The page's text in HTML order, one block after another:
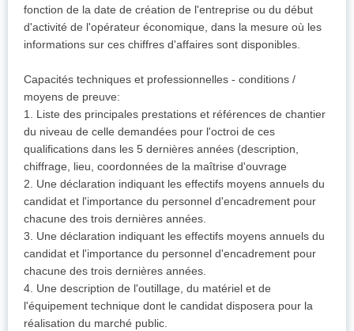
fonction de la date de création de l'entreprise ou du début
d'activité de l'opérateur économique, dans la mesure où les
informations sur ces chiffres d'affaires sont disponibles.
Capacités techniques et professionnelles - conditions /
moyens de preuve:
1. Liste des principales prestations et références de chantier
du niveau de celle demandées pour l'octroi de ces
qualifications dans les 5 dernières années (description,
chiffrage, lieu, coordonnées de la maîtrise d'ouvrage
2. Une déclaration indiquant les effectifs moyens annuels du
candidat et l'importance du personnel d'encadrement pour
chacune des trois dernières années.
3. Une déclaration indiquant les effectifs moyens annuels du
candidat et l'importance du personnel d'encadrement pour
chacune des trois dernières années.
4. Une description de l'outillage, du matériel et de
l'équipement technique dont le candidat disposera pour la
réalisation du marché public.